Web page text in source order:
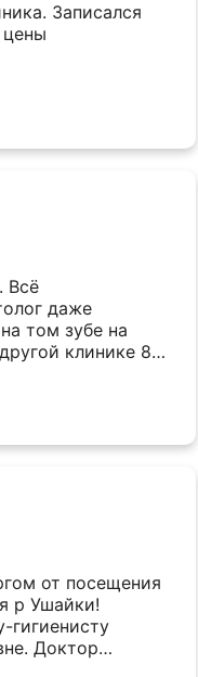
Записался
Всё
даже
том зубе на
клинике 8
нужно удалить.
Мужчина
А
от посещения
р Ушайки!
гигиенисту
Доктор
своего